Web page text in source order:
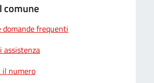
comune
domande frequenti
assistenza
il numero